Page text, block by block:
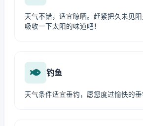
天气不错，适宜晾晒。赶紧把久未见
吸收一下太阳的味道吧！
钓鱼
天气条件适宜垂钓，愿您度过愉快的垂